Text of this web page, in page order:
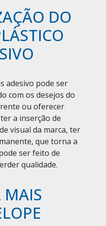
DO
adesivo pode ser
com os desejos do
ou oferecer
a inserção de
visual da marca, ter
que torna a
ser feito de
qualidade.
MAIS